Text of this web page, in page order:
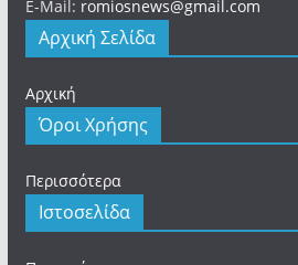
E-Mail: romiosnews@gmail.com
Αρχική Σελίδα
Αρχική
Όροι Χρήσης
Περισσότερα
Ιστοσελίδα